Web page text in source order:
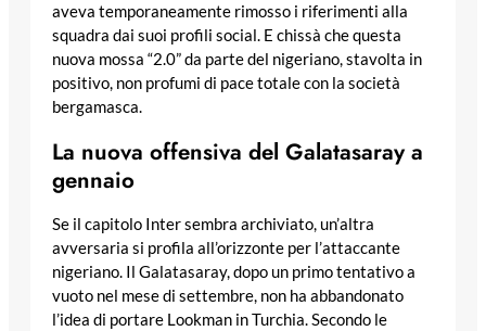
aveva temporaneamente rimosso i riferimenti alla
squadra dai suoi profili social. E chissà che questa
nuova mossa “2.0” da parte del nigeriano, stavolta in
positivo, non profumi di pace totale con la società
bergamasca.
La nuova offensiva del Galatasaray a
gennaio
Se il capitolo Inter sembra archiviato, un’altra
avversaria si profila all’orizzonte per l’attaccante
nigeriano. Il Galatasaray, dopo un primo tentativo a
vuoto nel mese di settembre, non ha abbandonato
l’idea di portare Lookman in Turchia. Secondo le